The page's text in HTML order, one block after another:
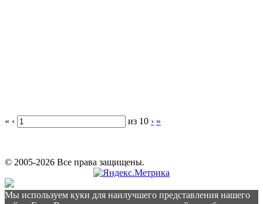
« ‹ из 10 › »
© 2005-2026 Все права защищены.
Мы используем куки для наилучшего представления нашего